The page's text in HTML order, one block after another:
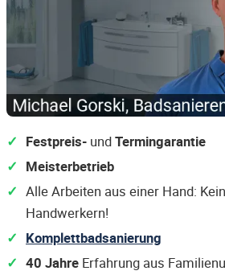
Festpreis- undTermingarantie
Meisterbetrieb
Alle Arbeiten aus einer Hand:
Handwerkern!
Komplettbadsanierung
40 Jahre Erfahrung aus